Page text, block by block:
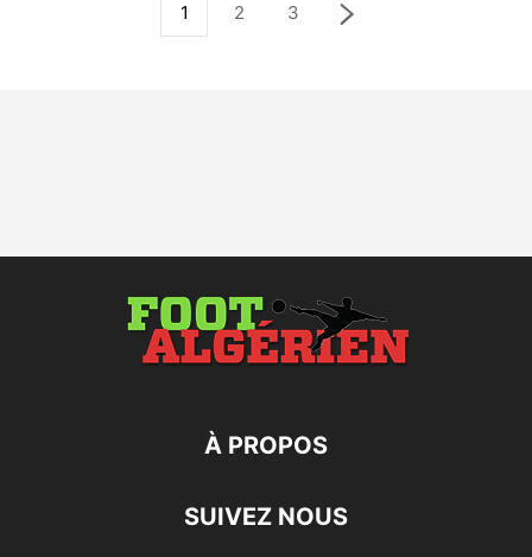
1 2 3
À PROPOS
SUIVEZ NOUS